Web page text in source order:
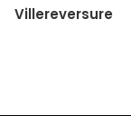
Villereversure